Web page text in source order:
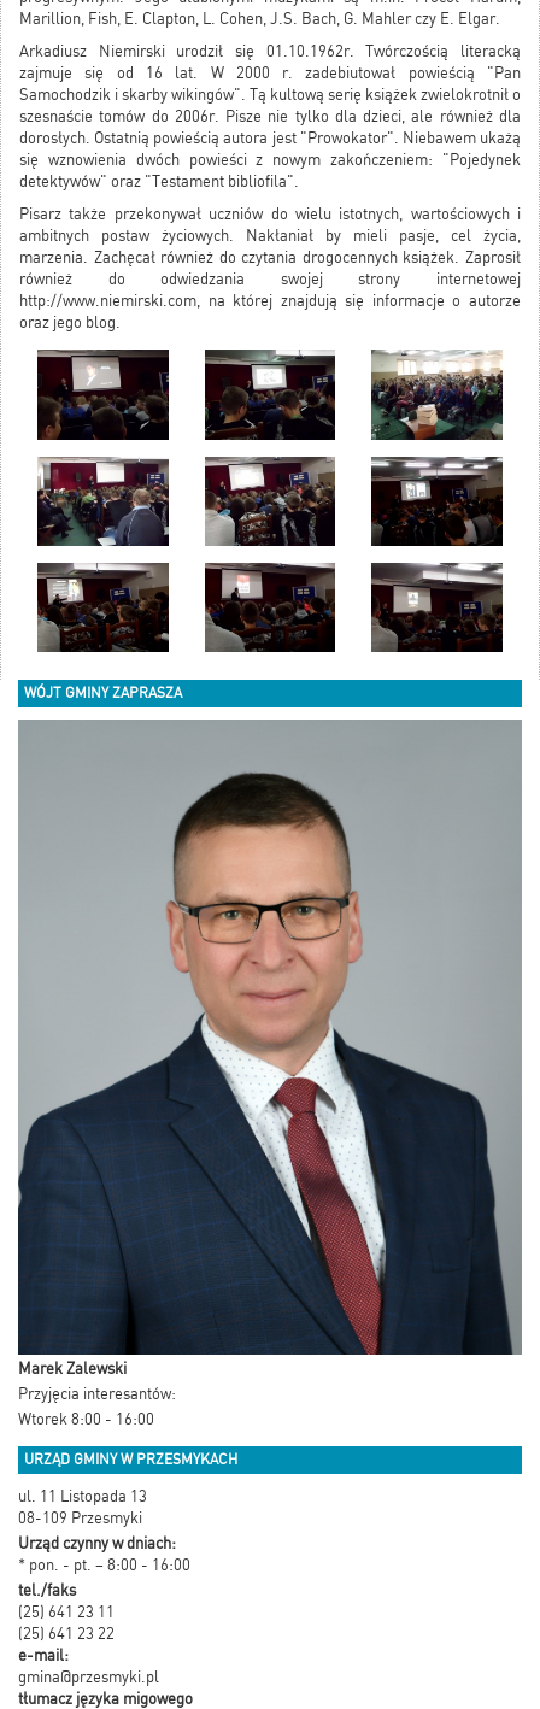
Marillion, Fish, E. Clapton, L. Cohen, J.S. Bach, G. Mahler czy E. Elgar.
Arkadiusz Niemirski urodził się 01.10.1962r. Twórczością literacką
zajmuje się od 16 lat. W 2000 r. zadebiutował powieścią "Pan
Samochodzik i skarby wikingów". Tą kultową serię książek zwielokrotnił o
szesnaście tomów do 2006r. Pisze nie tylko dla dzieci, ale również dla
dorosłych. Ostatnią powieścią autora jest "Prowokator". Niebawem ukażą
się wznowienia dwóch powieści z nowym zakończeniem: "Pojedynek
detektywów" oraz "Testament bibliofila".
Pisarz także przekonywał uczniów do wielu istotnych, wartościowych i
ambitnych postaw życiowych. Nakłaniał by mieli pasje, cel życia,
marzenia. Zachęcał również do czytania drogocennych książek. Zaprosił
również do odwiedzania swojej strony internetowej
http://www.niemirski.com, na której znajdują się informacje o autorze
oraz jego blog.
WÓJT GMINY ZAPRASZA
Marek Zalewski
Przyjęcia interesantów:
Wtorek 8:00 - 16:00
URZĄD GMINY W PRZESMYKACH
ul. 11 Listopada 13
08-109 Przesmyki
Urząd czynny w dniach:
* pon. - pt. – 8:00 - 16:00
tel./faks
(25) 641 23 11
(25) 641 23 22
e-mail:
gmina@przesmyki.pl
tłumacz języka migowego